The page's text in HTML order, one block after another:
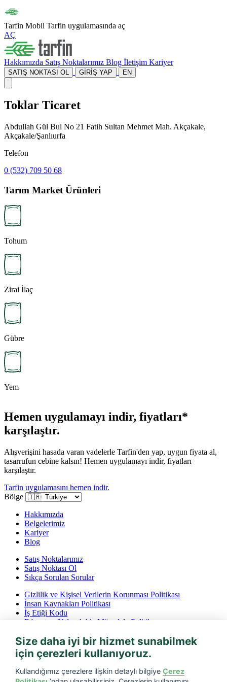
Tarfin Mobil Tarfin uygulamasında aç
AÇ
Hakkımızda Satış Noktalarımız Blog İletişim Kariyer
SATIŞ NOKTASI OL GİRİŞ YAP EN
Toklar Ticaret
Abdullah Gül Bul No 21 Fatih Sultan Mehmet Mah. Akçakale,
Akçakale/Şanlıurfa
Telefon
0 (532) 709 50 68
Tarım Market Ürünleri
Tohum
Zirai İlaç
Gübre
Yem
Hemen uygulamayı indir, fiyatları*
karşılaştır.
Alışverişini hasada varan vadelerle Tarfin'den yap, uygun fiyata al,
tasarrufun cebine kalsın! Hemen uygulamayı indir, fiyatları
karşılaştır.
Tarfin uygulamasını hemen indir.
Bölge
Hakkımızda
Belgelerimiz
Kariyer
Blog
Satış Noktalarımız
Satış Noktası Ol
Sıkça Sorulan Sorular
Gizlilik ve Kişisel Verilerin Korunması Politikası
İnsan Kaynakları Politikası
İş Etiği Kodu
Rüşvet ve Yolsuzlukla Mücadele Politikası
Bilgi Toplumu Hizmetleri
Tarfin mobil’i indirin
Size daha iyi bir hizmet sunabilmek
için çerezleri kullanıyoruz.
Kullandığımız çerezlere ilişkin detaylı bilgiye Çerez